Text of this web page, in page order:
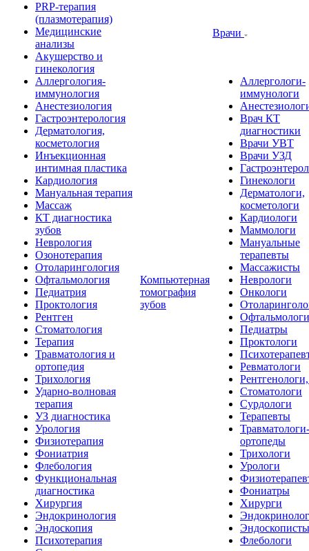
PRP-терапия
(плазмотерапия)
Медицинские
анализы
Акушерство и
гинекология
Аллергология-
иммунология
Анестезиология
Гастроэнтерология
Дерматология,
косметология
Инъекционная
интимная пластика
Кардиология
Мануальная терапия
Массаж
КТ диагностика
зубов
Неврология
Озонотерапия
Отоларингология
Офтальмология
Педиатрия
Проктология
Рентген
Стоматология
Терапия
Травматология и
ортопедия
Трихология
Ударно-волновая
терапия
УЗ диагностика
Урология
Физиотерапия
Фониатрия
Флебология
Функциональная
диагностика
Хирургия
Эндокринология
Эндоскопия
Психотерапия
Компьютерная
томография
зубов
Врачи
Аллергологи-
иммунологи
Врач КТ
диагностики
Врачи УВТ
Врачи УЗД
Гинекологи
Дерматологи,
косметологи
Кардиологи
Маммологи
Мануальные
терапевты
Массажисты
Неврологи
Онкологи
Офтальмологи
Педиатры
Проктологи
Ревматологи
Стоматологи
Сурдологи
Терапевты
Травматологи-
ортопеды
Трихологи
Урологи
Фониатры
Хирурги
Эндоскописты
Флебологи